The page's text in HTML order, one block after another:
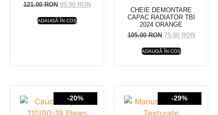
121.00RON 85.00 RON
ADAUGĂ ÎN COȘ
CHEIE DEMONTARE
CAPAC RADIATOR TBI
2024 ORANGE
105.00RON 75.00 RON
ADAUGĂ ÎN COȘ
-20% -29%